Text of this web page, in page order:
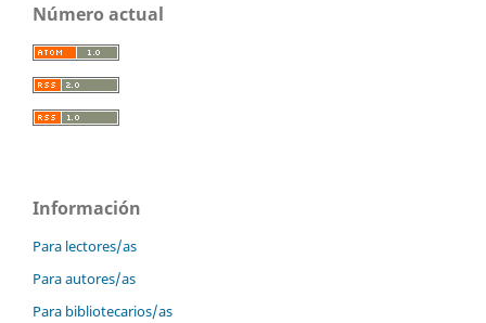
Número actual
Información
Para lectores/as
Para autores/as
Para bibliotecarios/as